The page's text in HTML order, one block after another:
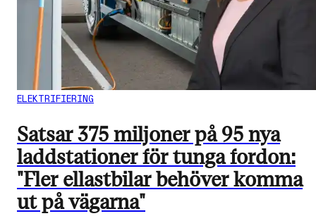
ELEKTRIFIERING
Satsar 375 miljoner på 95 nya
laddstationer för tunga fordon:
"Fler ellastbilar behöver komma
ut på vägarna"